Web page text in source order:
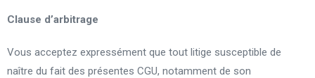
Clause d’arbitrage
Vous acceptez expressément que tout litige susceptible de
naître du fait des présentes CGU, notamment de son